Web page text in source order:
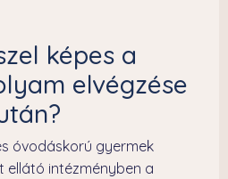
képes a
elvégzése
óvodáskorú gyermek
ellátó intézményben a